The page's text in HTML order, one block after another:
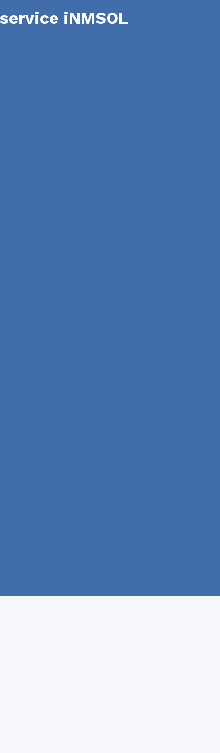
service iNMSOL